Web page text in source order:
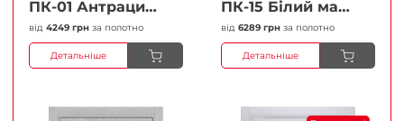
ПК-01 Антрацит
(п/п) Глухі
Плівка
від 4249 грн за полотно
Детальніше
ПК-15 Білий мат
(Термінус) Чорне
скло Плівка
від 6289 грн за полотно
Детальніше